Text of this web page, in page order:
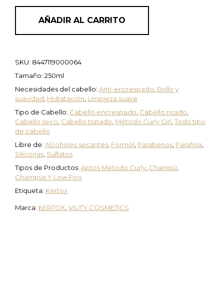
AÑADIR AL CARRITO
SKU: 8447119000064
Tamaño: 250ml
Necesidades del cabello: Anti-encrespado Brillo y
suavidad Hidratación Limpieza suave
Tipo de Cabello: Cabello encrespado Cabello rizado
Cabello seco Cabello tratado Método Curly Girl Todo tipo
de cabello
Libre de: Alcoholes secantes Formol Parabenos Parafina
Siliconas Sulfatos
Tipos de Productos: Aptos Método Curly Champú
Champús Y Low Poo
Etiqueta: Kertox
Marca: KERTOX VIUTY COSMETICS